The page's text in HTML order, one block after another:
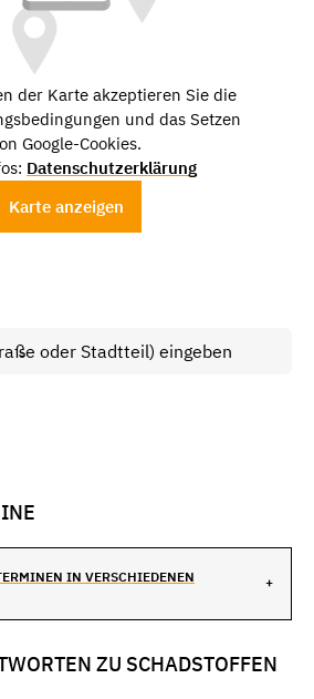
der Karte akzeptieren Sie die
und das Setzen
Google-Cookies.
Datenschutzerklärung
Karte anzeigen
IN VERSCHIEDENEN
ZU SCHADSTOFFEN